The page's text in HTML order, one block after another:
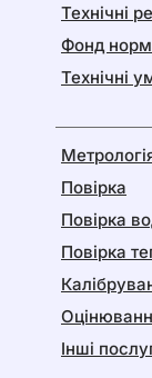
Технічні
Фонд
Технічні
Повірка
Повірка
Повірка
Інші